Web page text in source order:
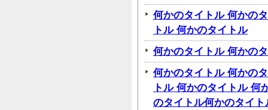
何かのタイトル 何かの
トル 何かのタイトル
何かのタイトル 何かの
何かのタイトル 何かの
トル 何かのタイトル 何
のタイトル何かのタイ